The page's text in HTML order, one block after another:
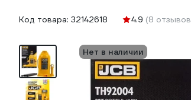
Код товара: 32142618 4.9 (8
Нет в наличии